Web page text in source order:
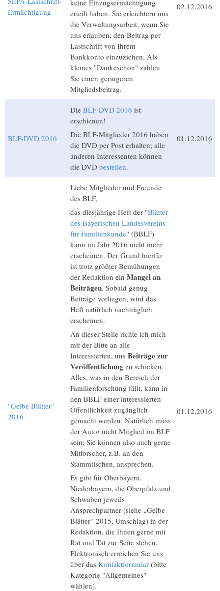
Ermächtigung
keine Einzugsermächtigung
erteilt haben. Sie erleichtern uns
die Verwaltungsarbeit, wenn Sie
uns erlauben, den Beitrag per
Lastschrift von Ihrem
Bankkonto einzuziehen. Als
kleines "Dankeschön" zahlen
Sie einen geringeren
Mitgliedsbeitrag.
02.12.2016
BLF-DVD 2016
Die BLF-DVD 2016 ist
erschienen!
Die BLF-Mitglieder 2016 haben
die DVD per Post erhalten; alle
anderen Interessenten können
die DVD bestellen.
01.12.2016
"Gelbe Blätter"
2016
Liebe Mitglieder und Freunde
des BLF,
das diesjährige Heft der "Blätter
des Bayerischen Landesvereins
für Familienkunde" (BBLF)
kann im Jahr 2016 nicht mehr
erscheinen. Der Grund hierfür
ist trotz größter Bemühungen
der Redaktion ein Mangel an
Beiträgen. Sobald genug
Beiträge vorliegen, wird das
Heft natürlich nachträglich
erscheinen.
An dieser Stelle richte ich mich
mit der Bitte an alle
Interessierten, uns Beiträge zur
Veröffentlichung zu schicken.
Alles, was in den Bereich der
Familienforschung fällt, kann in
den BBLF einer interessierten
Öffentlichkeit zugänglich
gemacht werden. Natürlich muss
der Autor nicht Mitglied im BLF
sein; Sie können also auch gerne
Mitforscher, z.B. an den
Stammtischen, ansprechen.
Es gibt für Oberbayern,
Niederbayern, die Oberpfalz und
Schwaben jeweils
Ansprechpartner (siehe „Gelbe
Blätter“ 2015, Umschlag) in der
Redaktion, die Ihnen gerne mit
Rat und Tat zur Seite stehen.
Elektronisch erreichen Sie uns
über das Kontaktformular (bitte
Kategorie "Allgemeines"
wählen).
01.12.2016